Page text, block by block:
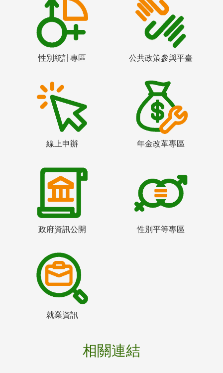
性別統計專區 公共政策參與平臺
線上申辦 年金改革專區
政府資訊公開 性別平等專區
就業資訊
相關連結